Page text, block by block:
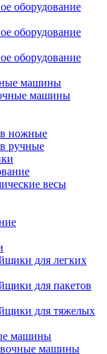
оборудование
оборудование
оборудование
машины
машины
ножные
ручные
весы
для легких
для пакетов
для тяжелых
машины
машины